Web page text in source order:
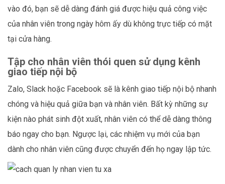
vào đó, bạn sẽ dễ dàng đánh giá được hiệu quả công việc
của nhân viên trong ngày hôm ấy dù không trực tiếp có mặt
tại cửa hàng.
Tập cho nhân viên thói quen sử dụng kênh
giao tiếp nội bộ
Zalo, Slack hoặc Facebook sẽ là kênh giao tiếp nội bộ nhanh
chóng và hiệu quả giữa bạn và nhân viên. Bất kỳ những sự
kiện nào phát sinh đột xuất, nhân viên có thể dễ dàng thông
báo ngay cho bạn. Ngược lại, các nhiệm vụ mới của bạn
dành cho nhân viên cũng được chuyển đến họ ngay lập tức.